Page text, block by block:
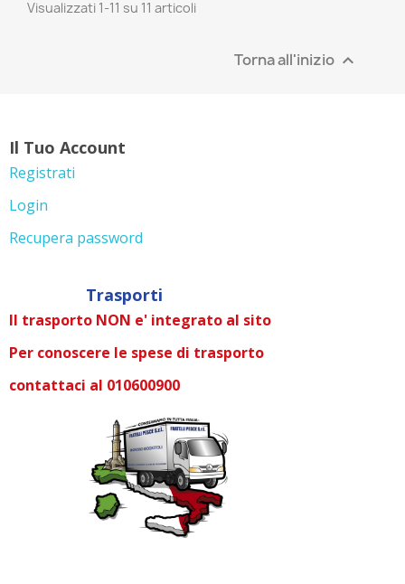
Visualizzati 1-11 su 11 articoli
Torna all'inizio 
Il Tuo Account
Registrati
Login
Recupera password
Trasporti
Il trasporto NON e' integrato al sito
Per conoscere le spese di trasporto
contattaci al 010600900